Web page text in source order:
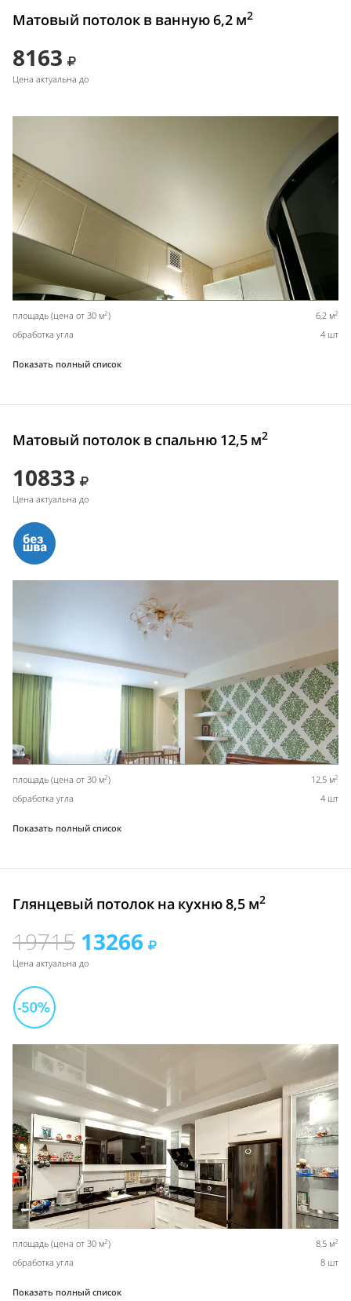
Матовый потолок в ванную 6,2 м2
8163
Цена актуальна до
площадь (цена от 30 м2) 6,2 м2
обработка угла 4 шт
Показать полный список
Матовый потолок в спальню 12,5 м2
10833
Цена актуальна до
площадь (цена от 30 м2) 12,5 м2
обработка угла 4 шт
Показать полный список
Глянцевый потолок на кухню 8,5 м2
19715 13266
Цена актуальна до
площадь (цена от 30 м2) 8,5 м2
обработка угла 8 шт
Показать полный список